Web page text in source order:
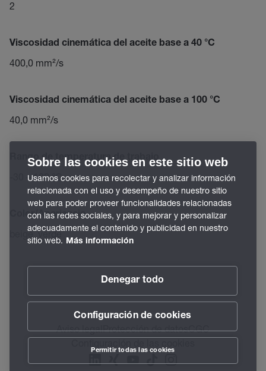
2
Viscosidad cinemática del aceite base a 40 °C
400,0 mm²/s
Viscosidad cinemática del aceite base a 100 °C
40,0 mm²/s
Rango de temperatura de trabajo
-30 – 180 °C
Color/Apariencia
beige, verde
Aviso legalProtección de datosCGC
Sobre las cookies en este sitio web
Usamos cookies para recolectar y analizar información
relacionada con el uso y desempeño de nuestro sitio
web para poder proveer funcionalidades relacionadas
con las redes sociales, y para mejorar y personalizar
adecuadamente el contenido y publicidad en nuestro
sitio web. Más información
Denegar todo
Configuración de cookies
Permitir todas las cookies